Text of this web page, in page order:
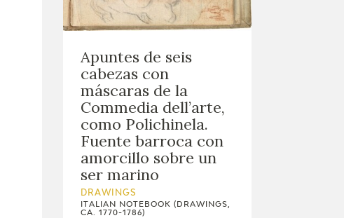
Apuntes de seis
cabezas con
máscaras de la
Commedia dell’arte,
como Polichinela.
Fuente barroca con
amorcillo sobre un
ser marino
DRAWINGS
ITALIAN NOTEBOOK (DRAWINGS,
CA. 1770-1786)